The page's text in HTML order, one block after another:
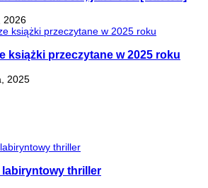
2026
książki przeczytane w 2025 roku
2025
thriller